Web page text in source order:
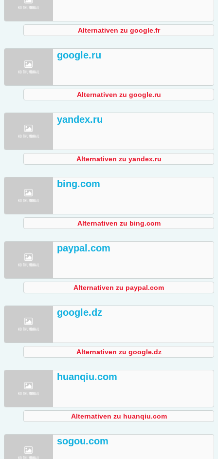
Alternativen zu google.fr
google.ru
Alternativen zu google.ru
yandex.ru
Alternativen zu yandex.ru
bing.com
Alternativen zu bing.com
paypal.com
Alternativen zu paypal.com
google.dz
Alternativen zu google.dz
huanqiu.com
Alternativen zu huanqiu.com
sogou.com